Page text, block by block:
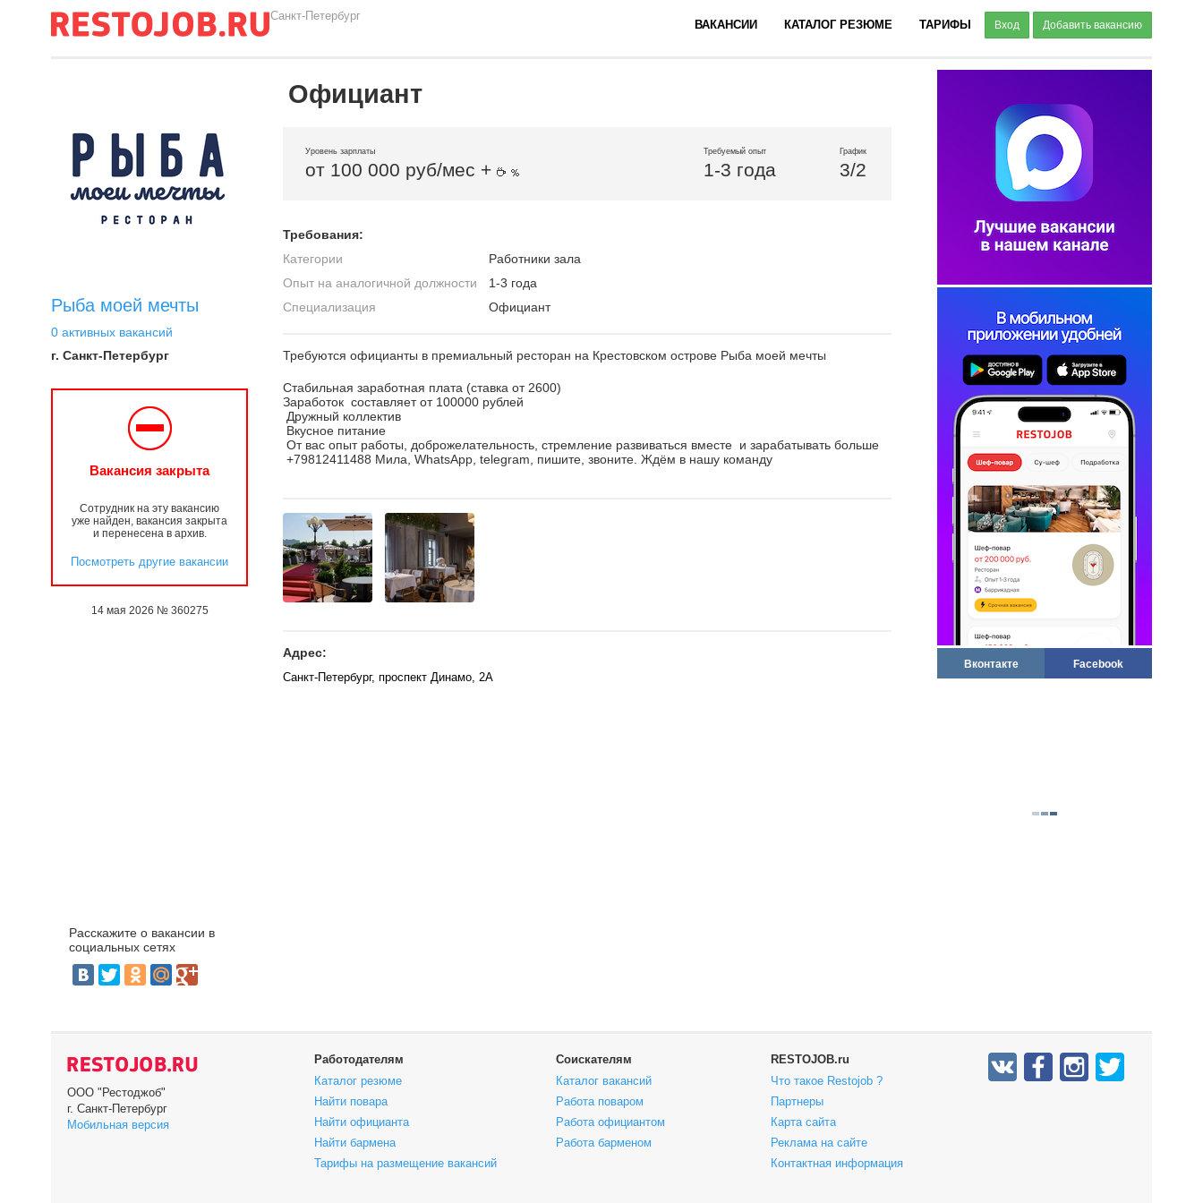
Санкт-Петербург
ВАКАНСИИ КАТАЛОГ РЕЗЮМЕ ТАРИФЫ Вход Добавить вакансию
Вконтакте Facebook
Рыба моей мечты
0 активных вакансий
г. Санкт-Петербург
Вакансия закрыта
Сотрудник на эту вакансию
уже найден, вакансия закрыта
и перенесена в архив.
Посмотреть другие вакансии
14 мая 2026 № 360275
Официант
Уровень зарплаты
от 100 000 руб/мес +
Требуемый опыт
1-3 года
График
3/2
Требования:
Категории
Работники зала
Опыт на аналогичной должности
1-3 года
Специализация
Официант
Требуются официанты в премиальный ресторан на Крестовском острове Рыба моей мечты
Стабильная заработная плата (ставка от 2600)
Заработок составляет от 100000 рублей
Дружный коллектив
Вкусное питание
От вас опыт работы, доброжелательность, стремление развиваться вместе и зарабатывать больше
+79812411488 Мила, WhatsApp, telegram, пишите, звоните. Ждём в нашу команду
Адрес:
Санкт-Петербург, проспект Динамо, 2А
Расскажите о вакансии в
социальных сетях
ООО "Рестоджоб"
г. Санкт-Петербург
Мобильная версия
Работодателям
Каталог резюме
Найти повара
Найти официанта
Найти бармена
Тарифы на размещение вакансий
Соискателям
Каталог вакансий
Работа поваром
Работа официантом
Работа барменом
RESTOJOB.ru
Что такое Restojob ?
Партнеры
Карта сайта
Реклама на сайте
Контактная информация